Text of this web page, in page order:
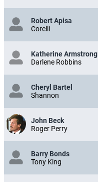
Robert Apisa
Corelli
Katherine Armstrong
Darlene Robbins
Cheryl Bartel
Shannon
John Beck
Roger Perry
Barry Bonds
Tony King